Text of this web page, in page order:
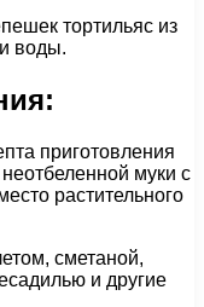
тортильяс из
воды.
приготовления
муки с
растительного
сметаной,
и другие